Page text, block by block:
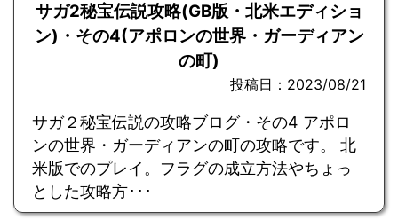
サガ2秘宝伝説攻略(GB版・北米エディショ
ン)・その4(アポロンの世界・ガーディアン
の町)
投稿日：2023/08/21
サガ２秘宝伝説の攻略ブログ・その4 アポロ
ンの世界・ガーディアンの町の攻略です。 北
米版でのプレイ。フラグの成立方法やちょっ
とした攻略方･･･